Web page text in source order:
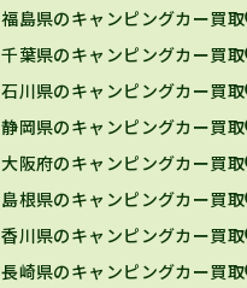
福島県のキャンピングカー買取
千葉県のキャンピングカー買取
石川県のキャンピングカー買取
静岡県のキャンピングカー買取
大阪府のキャンピングカー買取
島根県のキャンピングカー買取
香川県のキャンピングカー買取
長崎県のキャンピングカー買取